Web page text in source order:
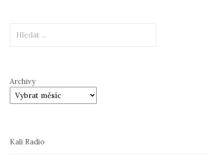
Archivy
Kali Radio